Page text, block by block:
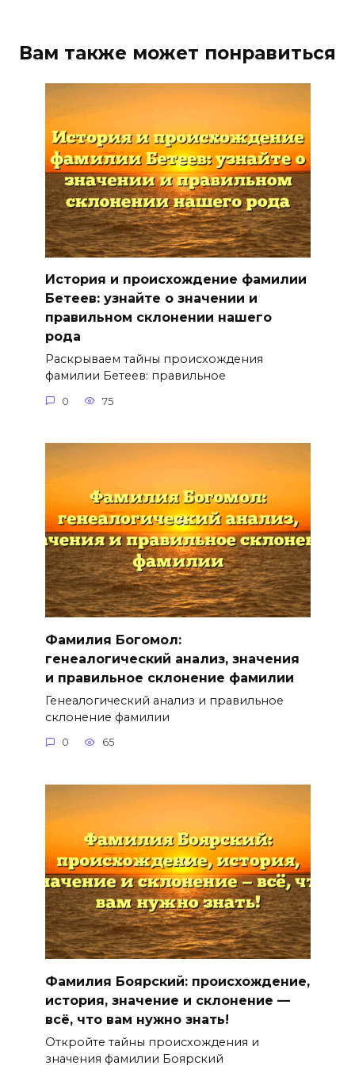
Вам также может понравиться
История и происхождение фамилии
Бетеев: узнайте о значении и
правильном склонении нашего
рода
Раскрываем тайны происхождения
фамилии Бетеев: правильное
0 75
Фамилия Богомол:
генеалогический анализ, значения
и правильное склонение фамилии
Генеалогический анализ и правильное
склонение фамилии
0 65
Фамилия Боярский: происхождение,
история, значение и склонение —
всё, что вам нужно знать!
Откройте тайны происхождения и
значения фамилии Боярский